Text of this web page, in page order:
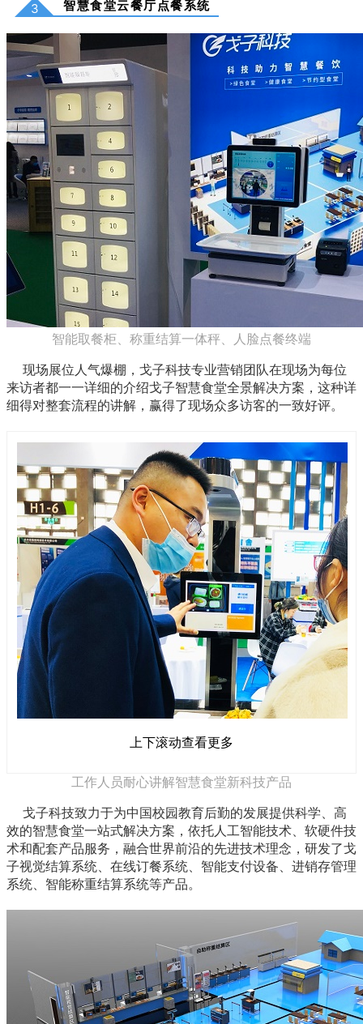
3 智慧食堂云餐厅点餐系统
智能取餐柜、称重结算一体秤、人脸点餐终端
现场展位人气爆棚，戈子科技专业营销团队在现场为每位
来访者都一一详细的介绍戈子智慧食堂全景解决方案，这种详
细得对整套流程的讲解，赢得了现场众多访客的一致好评。
上下滚动查看更多
工作人员耐心讲解智慧食堂新科技产品
戈子科技致力于为中国校园教育后勤的发展提供科学、高
效的智慧食堂一站式解决方案，依托人工智能技术、软硬件技
术和配套产品服务，融合世界前沿的先进技术理念，研发了戈
子视觉结算系统、在线订餐系统、智能支付设备、进销存管理
系统、智能称重结算系统等产品。